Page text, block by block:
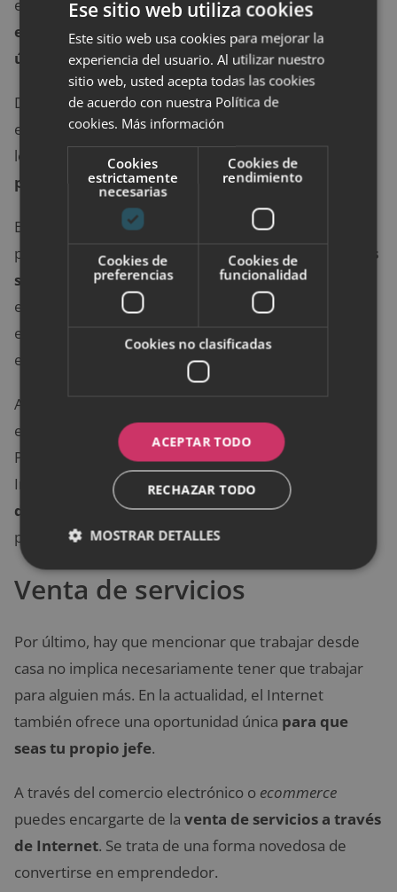
educación también se ha transformado.La
educación tradicional presencial dejó de ser la
única
opción para los interesados en aprender.
De hecho, la educación a distancia se encuentra en
este momento en pleno auge, por lo que es uno de
los mejores momentos para
aventurarse a ser un
profesor virtual.
Esta profesión no se diferencia demasiado de ser un
profesor tradicional, más allá de quelas asignaturas
son impartidas a distancia
. Por tanto, para ejercer
esta labor es necesario contar con habilidades para
estimular, colaborar, enseñar y guiar a los
estudiantes.
Asimismo, el profesor virtual es el responsable de
evaluar los resultados obtenidos por sus alumnos.
Por otra parte, al tratarse de una profesión por
Internet, es indispensable contar con un buen
dominio de diferentes programas tecnológicos
plataformas diseñadas para esta labor.
Venta de servicios
Por último, hay que mencionar que trabajar desde
casa no implica necesariamente tener que trabajar
para alguien más. En la actualidad, el Internet
también ofrece una oportunidad única para que
seas tu propio jefe.
A través del comercio electrónico o ecommerce
puedes encargarte de la venta de servicios a través
de Internet. Se trata de una forma novedosa de
convertirse en emprendedor.
Ese sitio web utiliza cookies
Este sitio web usa cookies para mejorar la
experiencia del usuario. Al utilizar nuestro
sitio web, usted acepta todas las cookies
de acuerdo con nuestra Política de
cookies. Más información
Cookies
estrictamente
necesarias
Cookies de
rendimiento
Cookies de
preferencias
Cookies de
funcionalidad
Cookies no clasificadas
ACEPTAR TODO
RECHAZAR TODO
MOSTRAR DETALLES